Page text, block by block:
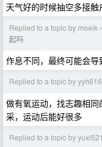
天气好的时候抽空多接
Replied to a topic by moeik ›
起吗
作息不同，最终可能会
Replied to a topic by yyh616
做有氧运动，找志趣相
采，运动后能好很多
Replied to a topic by yuxi521